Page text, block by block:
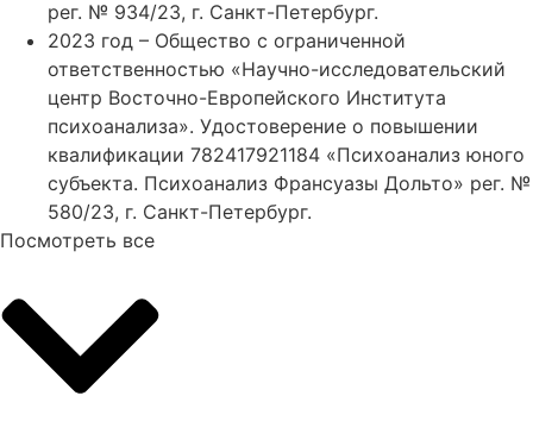
рег. № 934/23, г. Санкт-Петербург.
2023 год – Общество с ограниченной
ответственностью «Научно-исследовательский
центр Восточно-Европейского Института
психоанализа». Удостоверение о повышении
квалификации 782417921184 «Психоанализ юного
субъекта. Психоанализ Франсуазы Дольто» рег. №
580/23, г. Санкт-Петербург.
Посмотреть все